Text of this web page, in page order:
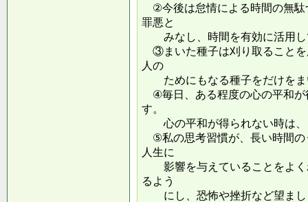
②今後は怠情による時間の無駄
罪悪と
みなし、時間を有効に活用し
③まいた種子は刈り取ることを
人の
ためにもなる種子をだけをま
④毎日、ある程度の心の平和が
す。
心の平和が得られない時は、
⑤私の思考習慣が、長い時間の
人生に
影響を与えていることをよく
るよう
にし、恐怖や挫折など望まし